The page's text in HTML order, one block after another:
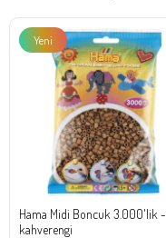
Hama Midi Boncuk 3.000'lik -
kahverengi
Yeni
Ürün